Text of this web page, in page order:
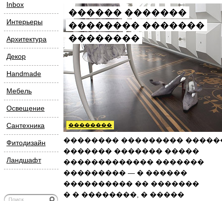
Inbox
Интерьеры
Архитектура
Декор
Handmade
Мебель
Освещение
Сантехника
Фитодизайн
Ландшафт
������ �������
�������� �������
��������
��������
�������� ���������
������� ������� �����
������������� �������
��������� — � ������
���������� �� �������
� � ��������, � �����